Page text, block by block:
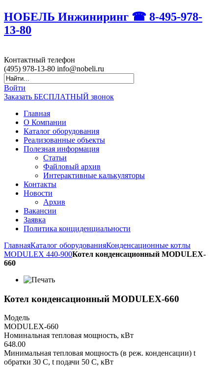
НОБЕЛЬ Инжиниринг ☎ 8-495-978-
13-80
Контактный телефон
(495) 978-13-80 info@nobeli.ru
Войти
Заказать БЕСПЛАТНЫЙ звонок
Главная
О Компании
Каталог оборудования
Реализованные объекты
Полезная информация
Статьи
Файловый архив
Интерактивные калькуляторы
Контакты
Новости
Архив
Вакансии
Заявка
Политика конциденциальности
ГлавнаяКаталог оборудованияКонденсационные котлы
MODULEX 440-900Котел конденсационный MODULEX-
660
Котел конденсационный MODULEX-660
Модель
MODULEX-660
Номинальная тепловая мощность, кВт
648.00
Минимальная тепловая мощность (в реж. конденсации) t
обратки 30 С, t подачи 50 С, кВт